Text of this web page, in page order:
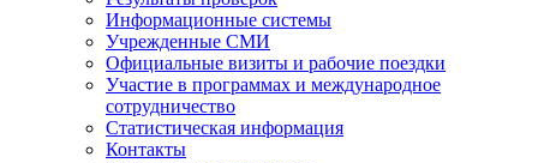
Информационные системы
Учрежденные СМИ
Официальные визиты и рабочие поездки
Участие в программах и международное
сотрудничество
Статистическая информация
Контакты